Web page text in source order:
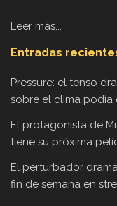
Leer más...
Entradas
Pressure: el tenso
sobre el clima podía
El protagonista de
tiene su próxima
El perturbador
fin de semana en